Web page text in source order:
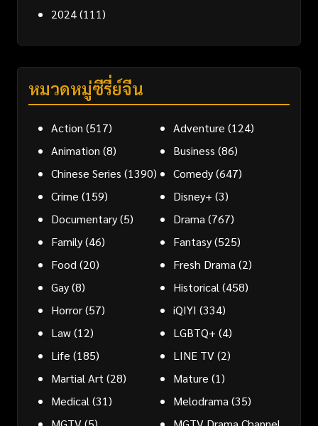
2024(111)
หมวดหมู่ซีรี่ย์จีน
Action (517) Adventure (124)
Animation (8) Business (86)
Chinese Series (1390) Comedy(647)
Crime (159) Disney+ (3)
Documentary(5) Drama(767)
Family(46) Fantasy(525)
Food(20) Fresh Drama(2)
Gay(8) Historical(458)
Horror(57) iQIYI (334)
Law(12) LGBTQ+ (4)
Life (185) LINE TV(2)
Martial Art(28) Mature (1)
Medical(31) Melodrama(35)